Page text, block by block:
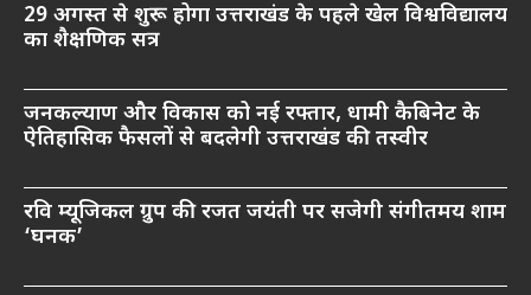
29 अगस्त से शुरू होगा उत्तराखंड के पहले खेल विश्वविद्यालय
का शैक्षणिक सत्र
जनकल्याण और विकास को नई रफ्तार, धामी कैबिनेट के
ऐतिहासिक फैसलों से बदलेगी उत्तराखंड की तस्वीर
रवि म्यूजिकल ग्रुप की रजत जयंती पर सजेगी संगीतमय शाम
‘घनक’